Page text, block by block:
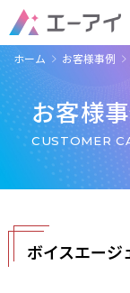
ホーム お客様事例
お客様
CUSTOMER
ボイスエージ